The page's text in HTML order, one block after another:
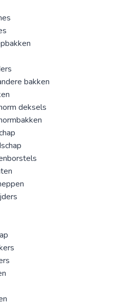
bakken
deksels